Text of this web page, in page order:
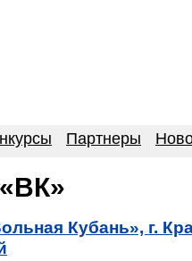
Партнеры
Кубань», г.